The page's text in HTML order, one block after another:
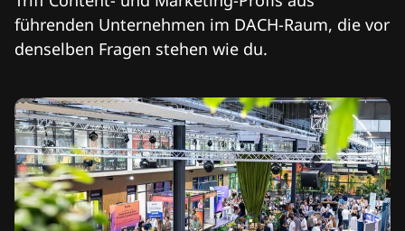
führenden Unternehmen im DACH-Raum, die vor
denselben Fragen stehen wie du.